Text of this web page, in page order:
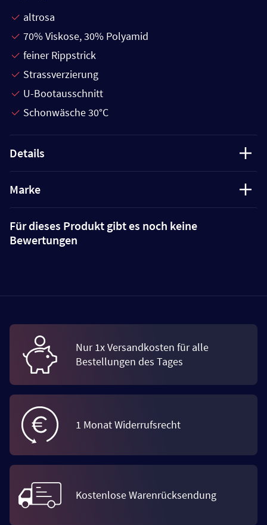
altrosa
70% Viskose, 30% Polyamid
feiner Rippstrick
Strassverzierung
U-Bootausschnitt
Schonwäsche 30°C
Details
Marke
Für dieses Produkt gibt es noch keine
Bewertungen
Nur 1x Versandkosten für alle
Bestellungen des Tages
1 Monat Widerrufsrecht
Kostenlose Warenrücksendung